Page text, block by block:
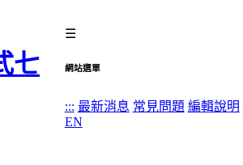
☰
網站選單
::: 最新消息 常見問題 編輯說明
EN